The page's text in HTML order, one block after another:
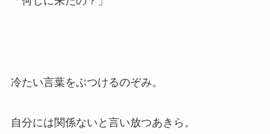
冷たい言葉をぶつけるのぞみ。
自分には関係ないと言い放つあきら。